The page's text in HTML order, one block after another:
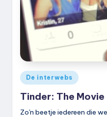
Geplaatst
in
De interwebs
Tinder: The Movie
Zo'n beetje iedereen die